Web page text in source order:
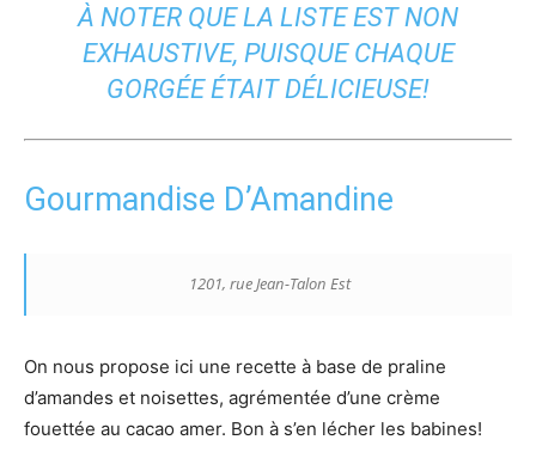
À NOTER QUE LA LISTE EST NON
EXHAUSTIVE, PUISQUE CHAQUE
GORGÉE ÉTAIT DÉLICIEUSE!
Gourmandise D’Amandine
1201, rue Jean-Talon Est
On nous propose ici une recette à base de praline
d’amandes et noisettes, agrémentée d’une crème
fouettée au cacao amer. Bon à s’en lécher les babines!